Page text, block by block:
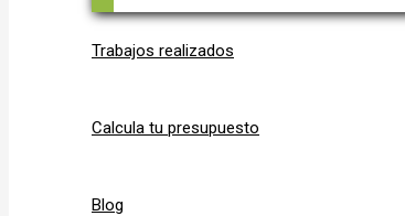
Trabajos realizados
Calcula tu presupuesto
Blog